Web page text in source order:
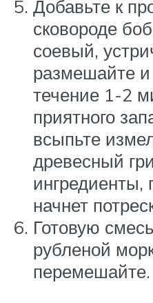
Добавьте к
сковороде
соевый,
размешайте и
течение 1-2
приятного
всыпьте
древесный
ингредиенты,
начнет
Готовую
рубленой
перемешайте.